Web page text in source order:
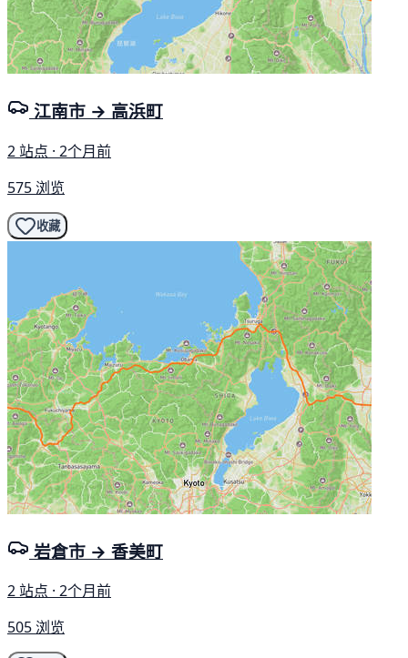
江南市 → 高浜町
2 站点 · 2个月前
575 浏览
收藏
岩倉市 → 香美町
2 站点 · 2个月前
505 浏览